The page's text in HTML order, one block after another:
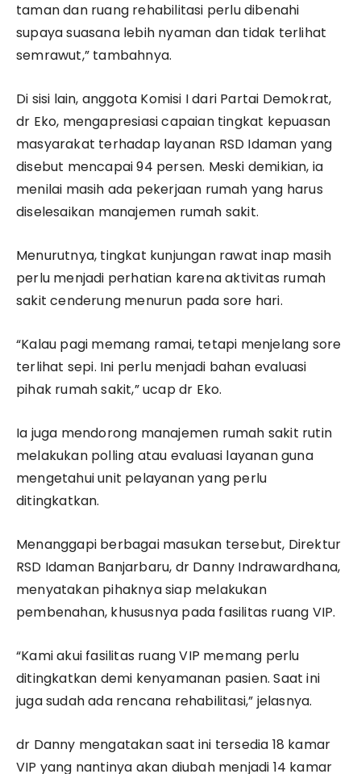
taman dan ruang rehabilitasi perlu dibenahi
supaya suasana lebih nyaman dan tidak terlihat
semrawut,” tambahnya.
Di sisi lain, anggota Komisi I dari Partai Demokrat,
dr Eko, mengapresiasi capaian tingkat kepuasan
masyarakat terhadap layanan RSD Idaman yang
disebut mencapai 94 persen. Meski demikian, ia
menilai masih ada pekerjaan rumah yang harus
diselesaikan manajemen rumah sakit.
Menurutnya, tingkat kunjungan rawat inap masih
perlu menjadi perhatian karena aktivitas rumah
sakit cenderung menurun pada sore hari.
“Kalau pagi memang ramai, tetapi menjelang sore
terlihat sepi. Ini perlu menjadi bahan evaluasi
pihak rumah sakit,” ucap dr Eko.
Ia juga mendorong manajemen rumah sakit rutin
melakukan polling atau evaluasi layanan guna
mengetahui unit pelayanan yang perlu
ditingkatkan.
Menanggapi berbagai masukan tersebut, Direktur
RSD Idaman Banjarbaru, dr Danny Indrawardhana,
menyatakan pihaknya siap melakukan
pembenahan, khususnya pada fasilitas ruang VIP.
“Kami akui fasilitas ruang VIP memang perlu
ditingkatkan demi kenyamanan pasien. Saat ini
juga sudah ada rencana rehabilitasi,” jelasnya.
dr Danny mengatakan saat ini tersedia 18 kamar
VIP yang nantinya akan diubah menjadi 14 kamar